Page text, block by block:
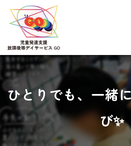
ひとりでも、一緒
び✨